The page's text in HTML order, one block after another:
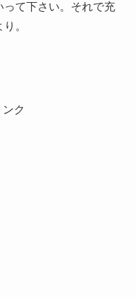
って下さい。それで充
。
ク